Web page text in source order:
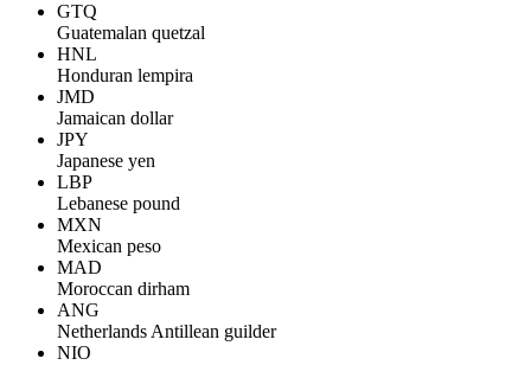
GTQ
Guatemalan quetzal
HNL
Honduran lempira
JMD
Jamaican dollar
JPY
Japanese yen
LBP
Lebanese pound
MXN
Mexican peso
MAD
Moroccan dirham
ANG
Netherlands Antillean guilder
NIO